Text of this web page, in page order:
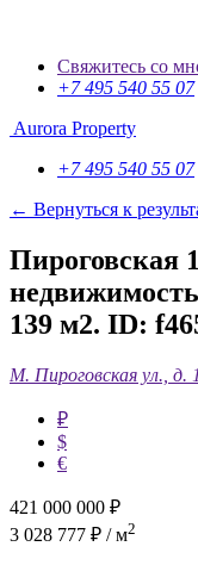
Свяжитесь со
+7 495 540 55 07
Aurora Property
+7 495 540 55 07
← Вернуться к
Пироговская
139 м2. ID:
М. Пироговская ул., д.
₽
$
€
421 000 000 ₽
3 028 777 ₽ / м2